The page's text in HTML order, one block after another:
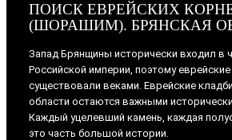
ПОИСК ЕВРЕЙСКИХ
(ШОРАШИМ). БРЯНСКАЯ
Запад Брянщины исторически входил в
Российской империи, поэтому
существовали веками. Еврейские
области остаются важными
Каждый уцелевший камень, каждая
это часть большой истории.